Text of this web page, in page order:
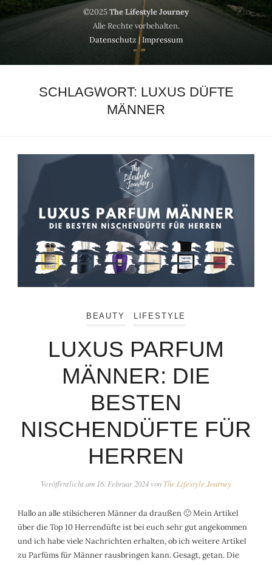
©2025The Lifestyle Journey
Alle Rechte vorbehalten.
Datenschutz|Impressum
SCHLAGWORT: LUXUS DÜFTE
MÄNNER
BEAUTY LIFESTYLE
LUXUS PARFUM
MÄNNER: DIE
BESTEN
NISCHENDÜFTE FÜR
HERREN
Veröffentlicht am 16. Februar 2024 von The Lifestyle Journey
Hallo an alle stilsicheren Männer da draußen 🙂 Mein Artikel
über die Top 10 Herrendüfte ist bei euch sehr gut angekommen
und ich habe viele Nachrichten erhalten, ob ich weitere Artikel
zu Parfüms für Männer rausbringen kann. Gesagt, getan. Die